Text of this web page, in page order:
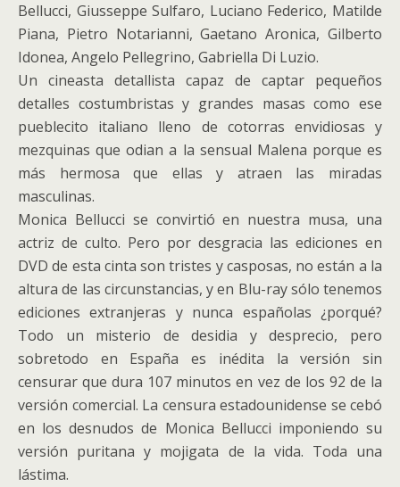
Bellucci, Giusseppe Sulfaro, Luciano Federico, Matilde
Piana, Pietro Notarianni, Gaetano Aronica, Gilberto
Idonea, Angelo Pellegrino, Gabriella Di Luzio.
Un cineasta detallista capaz de captar pequeños
detalles costumbristas y grandes masas como ese
pueblecito italiano lleno de cotorras envidiosas y
mezquinas que odian a la sensual Malena porque es
más hermosa que ellas y atraen las miradas
masculinas.
Monica Bellucci se convirtió en nuestra musa, una
actriz de culto. Pero por desgracia las ediciones en
DVD de esta cinta son tristes y casposas, no están a la
altura de las circunstancias, y en Blu-ray sólo tenemos
ediciones extranjeras y nunca españolas ¿porqué?
Todo un misterio de desidia y desprecio, pero
sobretodo en España es inédita la versión sin
censurar que dura 107 minutos en vez de los 92 de la
versión comercial. La censura estadounidense se cebó
en los desnudos de Monica Bellucci imponiendo su
versión puritana y mojigata de la vida. Toda una
lástima.